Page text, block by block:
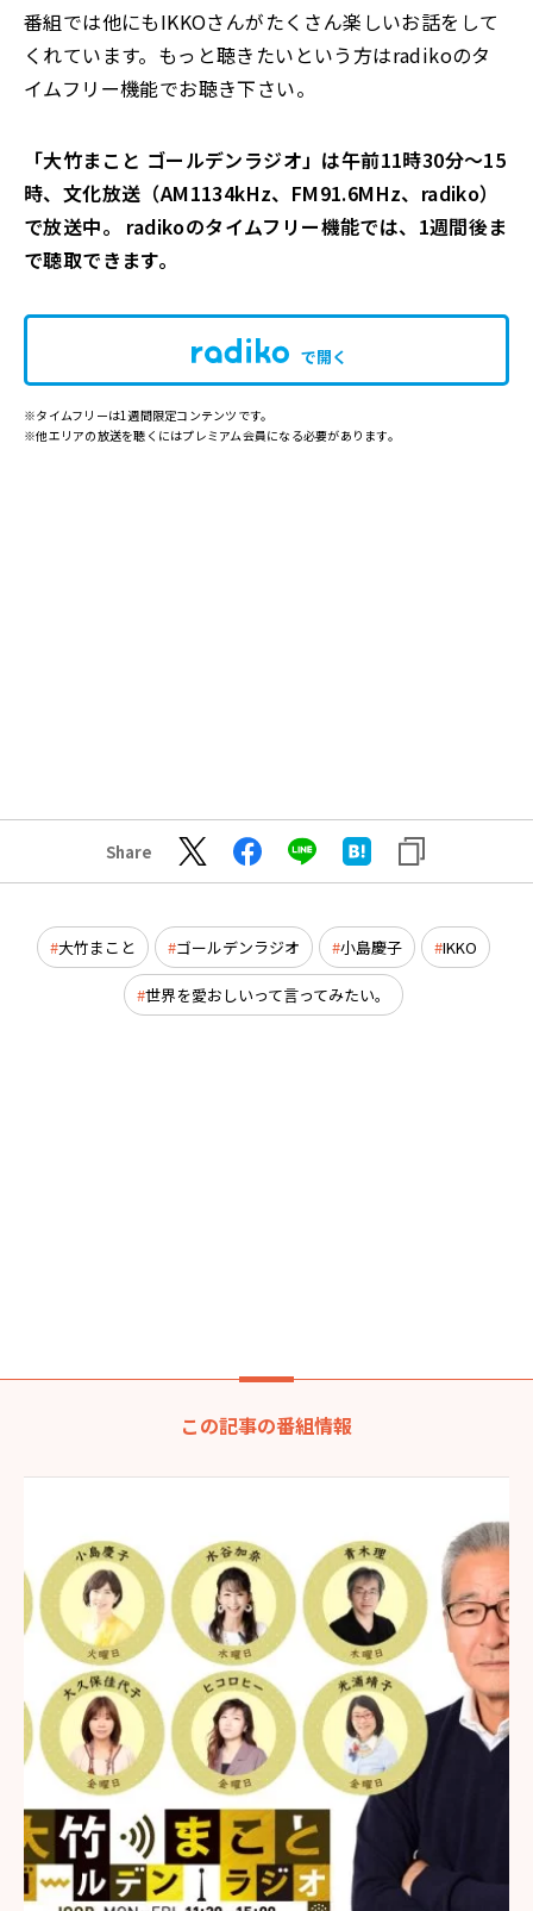
番組では他にもIKKOさんがたくさん楽しいお話をして
くれています。 もっと聴きたい という方はradikoのタ
イムフリー機能でお聴き下さい。
「大竹まこと ゴールデンラジオ」は午前11時30分～15
時、文化放送（AM1134kHz、FM91.6MHz、radiko）
で放送中。 radikoのタイムフリー機能では、1週間後ま
で聴取できます。
で開く
※タイムフリーは1週間限定コンテンツです。
※他エリアの放送を聴くにはプレミアム会員になる必要があります。
Share
大竹まこと ゴールデンラジオ 小島慶子 IKKO
世界を愛おしいって言ってみたい。
この記事の番組情報